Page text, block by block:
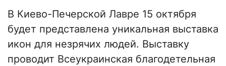
В Киево-Печерской Лавре 15 октября
будет представлена уникальная выставка
икон для незрячих людей. Выставку
проводит Всеукраинская благодетельная